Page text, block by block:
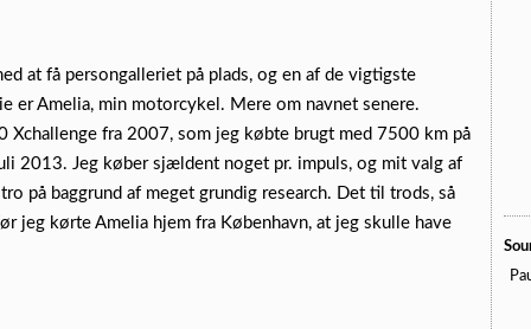
at få persongalleriet på plads, og en af de vigtigste
er Amelia, min motorcykel. Mere om navnet senere.
Xchallenge fra 2007, som jeg købte brugt med 7500 km på
2013. Jeg køber sjældent noget pr. impuls, og mit valg af
på baggrund af meget grundig research. Det til trods, så
jeg kørte Amelia hjem fra København, at jeg skulle have